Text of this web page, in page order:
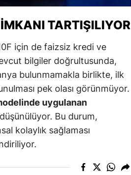
TARTIŞILIYOR
için de faizsiz kredi ve
bilgiler doğrultusunda,
bulunmamakla birlikte, ilk
pek olası görünmüyor.
uygulanan
Bu durum,
kolaylık sağlaması